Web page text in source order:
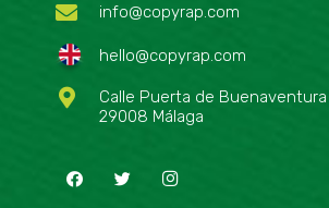
info@copyrap.com
hello@copyrap.com
Calle Puerta de Buenaventura
29008 Málaga